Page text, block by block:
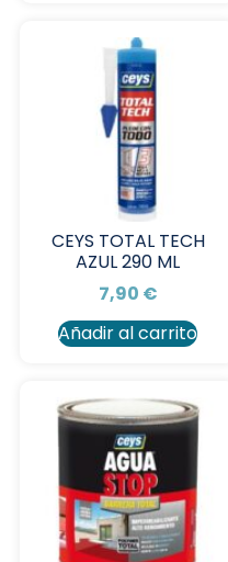
CEYS TOTAL TECH
AZUL 290 ML
7,90 €
Añadir al carrito